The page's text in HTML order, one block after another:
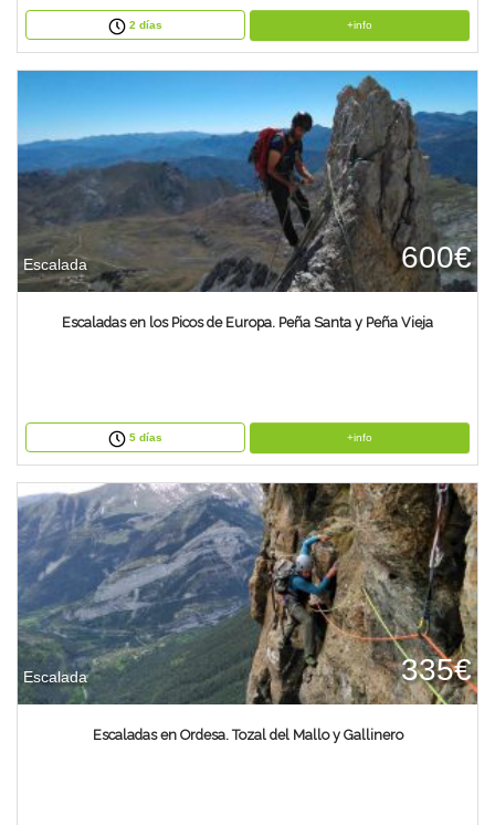
2 días +info
Escalada 600€
Escaladas en los Picos de Europa. Peña Santa y Peña Vieja
5 días +info
Escalada 335€
Escaladas en Ordesa. Tozal del Mallo y Gallinero